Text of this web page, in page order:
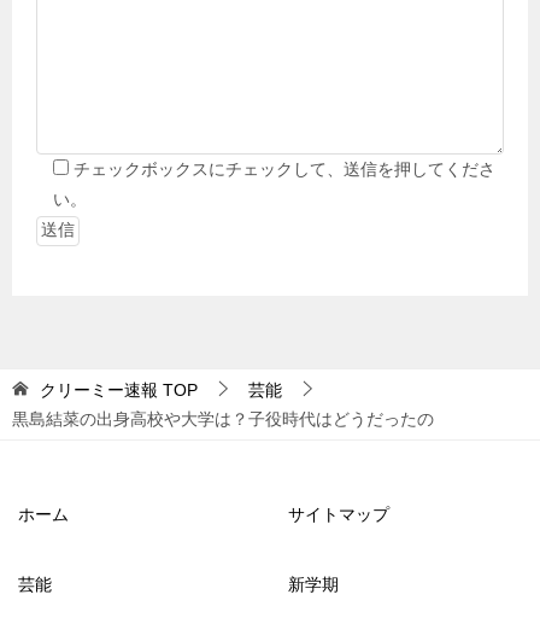
チェックボックスにチェックして、送信を押してくださ
い。
クリーミー速報 TOP
芸能
黒島結菜の出身高校や大学は？子役時代はどうだったの
ホーム サイトマップ
芸能 新学期